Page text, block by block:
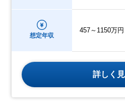
想定年収
457～1150万円
詳しく